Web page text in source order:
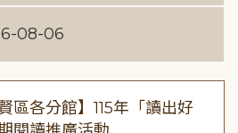
08-06
區各分館】115年「讀出好